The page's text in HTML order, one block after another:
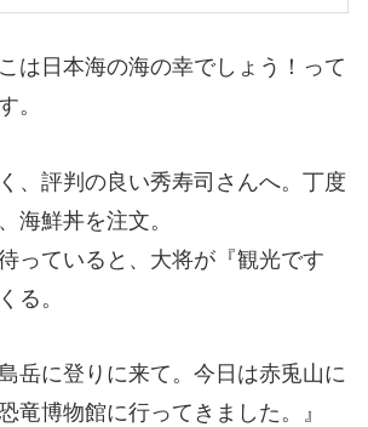
は日本海の海の幸でしょう！って
。
、評判の良い秀寿司さんへ。丁度
海鮮丼を注文。
っていると、大将が『観光です
る。
岳に登りに来て。今日は赤兎山に
竜博物館に行ってきました。』